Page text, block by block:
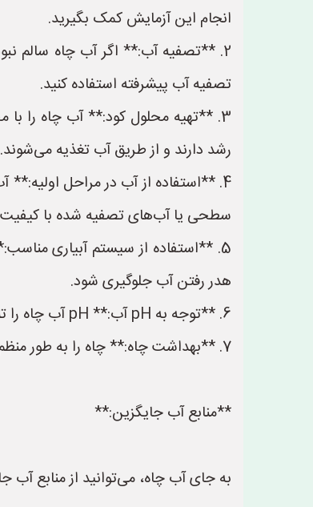
انجام این آزمایش کمک بگیرید.
2. **تصفیه آب:** اگر آب چاه سالم
تصفیه آب پیشرفته استفاده کنید.
3. **تهیه محلول کود:** آب چاه را با
رشد دارند و از طریق آب تغذیه می‌شوند.
4. **استفاده از آب در مراحل
سطحی یا آب‌های تصفیه شده با کیفیت
5. **استفاده از سیستم آبیاری
هدر رفتن آب جلوگیری شود.
6. **توجه به pH آب:** pH آب چاه را تنظیم کنید تا برای رشد گیاهان مناسب باشد. می‌توانید از مواد شیمیایی برای تنظیم pH آب استفاده کنید.
7. **بهداشت چاه:** چاه را به طور منظم بررسی کنید و در صورت وجود هرگونه نشانه آلودگی، آن را تمیز یا تعمیر کنید.
**منابع آب جایگزین:**
به جای آب چاه، می‌توانید از منابع